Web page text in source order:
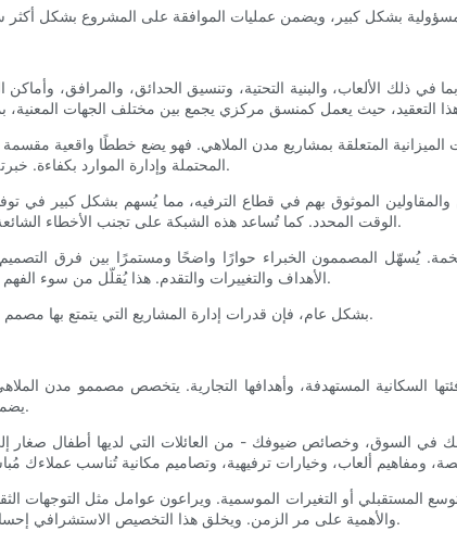
ذلك الألعاب، والبنية التحتية، وتنسيق الحدائق، والمرافق، وأماكن
المتعلقة بمشاريع مدن الملاهي. فهو يضع خططًا واقعية مقسمة
المحتملة وإدارة الموارد بكفاءة. خبرته تعني تغييرات أقل تكلفة أثناء البناء، وعملية بناء أكثر سلاسة وقابلية للتنبؤ.
الموثوق بهم في قطاع الترفيه، مما يُسهم بشكل كبير
الوقت المحدد. كما تُساعد هذه الشبكة على تجنب الأخطاء الشائعة المرتبطة بالموردين عديمي الخبرة الذين لا يعرفون متطلبات مدن الملاهي.
يُسهّل المصممون الخبراء حوارًا واضحًا ومستمرًا بين فرق
الأهداف والتغييرات والتقدم. هذا يُقلّل من سوء الفهم ويُعزّز التعاون، وهو أمرٌ أساسيٌّ عند دمج الرؤية الإبداعية مع الجدوى التقنية.
بشكل عام، فإن قدرات إدارة المشاريع التي يتمتع بها مصمم المتنزهات الترفيهية الخبيرة توفر الوقت وتقلل المخاطر وتحمي استثماراتك.
السكانية المستهدفة، وأهدافها التجارية. يتخصص مصممو مدن
يضمن تفاعل المدينة مع جمهورها المستهدف وتميزها في سوق تنافسية متزايدة.
في السوق، وخصائص ضيوفك - من العائلات التي لديها أطفال صغار
أو التغيرات الموسمية. ويراعون عوامل مثل التوجهات
والأهمية على مر الزمن. ويخلق هذا التخصيص الاستشرافي إحساسًا فريدًا بالمكان، ويعزز الرابط العاطفي الذي يشعر به الزوار تجاه المنتزه.